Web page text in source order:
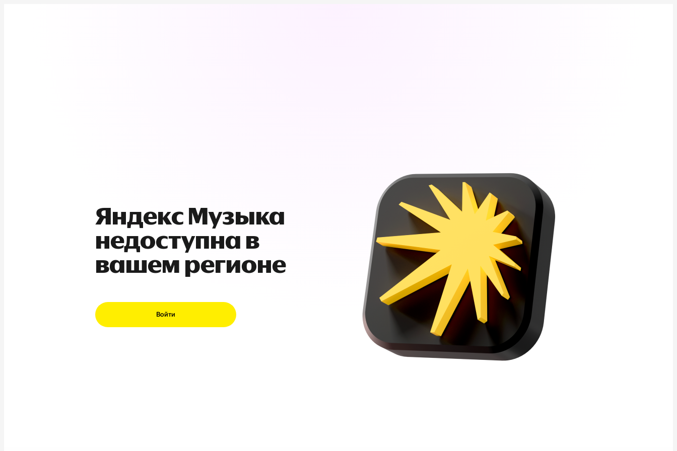
Яндекс Музыка
недоступна в
вашем регионе
Войти